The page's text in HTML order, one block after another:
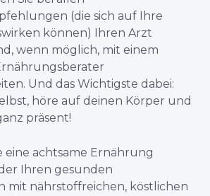
(die sich auf Ihre
können) Ihren Arzt
wenn möglich, mit einem
Und das Wichtigste dabei:
höre auf deinen Körper und
präsent!
eine achtsame Ernährung
Ihren gesunden
mit nährstoffreichen, köstlichen